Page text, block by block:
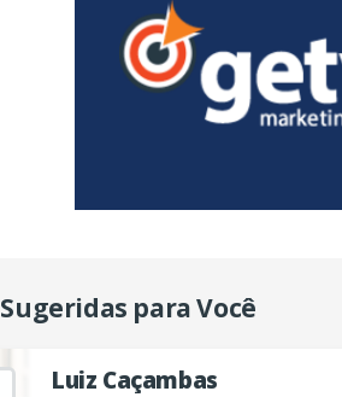
Sugeridas para Você
Luiz Caçambas